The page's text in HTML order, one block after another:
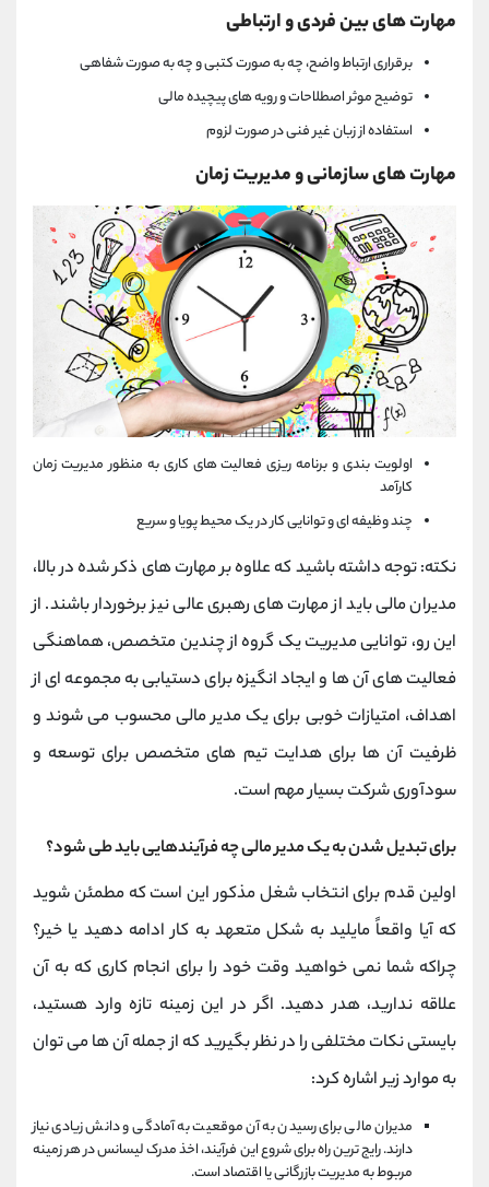
مهارت های بین فردی و ارتباطی
برقراری ارتباط واضح، چه به صورت کتبی و چه به صورت شفاهی
توضیح موثر اصطلاحات و رویه های پیچیده مالی
استفاده از زبان غیر فنی در صورت لزوم
مهارت های سازمانی و مدیریت زمان
اولویت بندی و برنامه ریزی فعالیت های کاری به منظور مدیریت زمان
کارآمد
چند وظیفه ای و توانایی کار در یک محیط پویا و سریع
نکته: توجه داشته باشید که علاوه بر مهارت های ذکر شده در بالا،
مدیران مالی باید از مهارت های رهبری عالی نیز برخوردار باشند. از
این رو، توانایی مدیریت یک گروه از چندین متخصص، هماهنگی
فعالیت های آن ها و ایجاد انگیزه برای دستیابی به مجموعه ای از
اهداف، امتیازات خوبی برای یک مدیر مالی محسوب می شوند و
ظرفیت آن ها برای هدایت تیم های متخصص برای توسعه و
سودآوری شرکت بسیار مهم است.
برای تبدیل شدن به یک مدیر مالی چه فرآیندهایی باید طی شود؟
اولین قدم برای انتخاب شغل مذکور این است که مطمئن شوید
که آیا واقعاً مایلید به شکل متعهد به کار ادامه دهید یا خیر؟
چراکه شما نمی خواهید وقت خود را برای انجام کاری که به آن
علاقه ندارید، هدر دهید. اگر در این زمینه تازه وارد هستید،
بایستی نکات مختلفی را در نظر بگیرید که از جمله آن ها می توان
به موارد زیر اشاره کرد:
مدیران مالی برای رسیدن به آن موقعیت به آمادگی و دانش زیادی نیاز
دارند. رایج ترین راه برای شروع این فرآیند، اخذ مدرک لیسانس در هر زمینه
مربوط به مدیریت بازرگانی یا اقتصاد است.